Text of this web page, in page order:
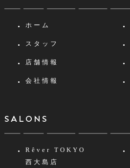
ホーム
スタッフ
店舗情報
会社情報
SALONS
Rêver TOKYO
西大島店